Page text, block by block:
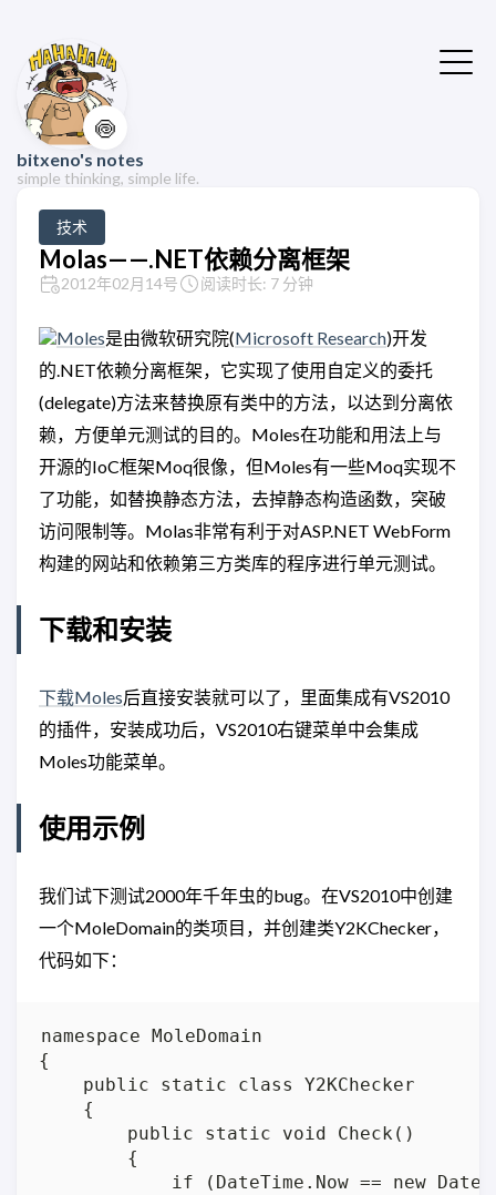
🍥
bitxeno's notes
simple thinking, simple life.
技术
Molas——.NET依赖分离框架
2012年02月14号 阅读时长: 7 分钟
Moles是由微软研究院(Microsoft Research)开发
的.NET依赖分离框架，它实现了使用自定义的委托
(delegate)方法来替换原有类中的方法，以达到分离依
赖，方便单元测试的目的。Moles在功能和用法上与
开源的IoC框架Moq很像，但Moles有一些Moq实现不
了功能，如替换静态方法，去掉静态构造函数，突破
访问限制等。Molas非常有利于对ASP.NET WebForm
构建的网站和依赖第三方类库的程序进行单元测试。
下载和安装
下载Moles后直接安装就可以了，里面集成有VS2010
的插件，安装成功后，VS2010右键菜单中会集成
Moles功能菜单。
使用示例
我们试下测试2000年千年虫的bug。在VS2010中创建
一个MoleDomain的类项目，并创建类Y2KChecker，
代码如下：
namespace MoleDomain
{
    public static class Y2KChecker
    {
        public static void Check()
        {
if (DateTime.Now == new